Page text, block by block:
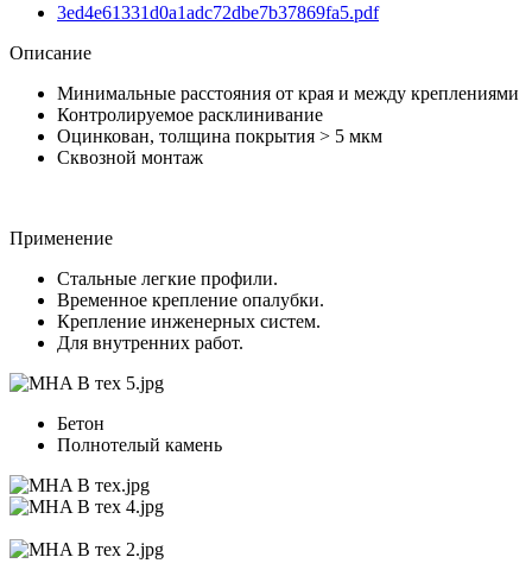
3ed4e61331d0a1adc72dbe7b37869fa5.pdf
Описание
Минимальные расстояния от края и между креплениями
Контролируемое расклинивание
Оцинкован, толщина покрытия > 5 мкм
Сквозной монтаж
Применение
Стальные легкие профили.
Временное крепление опалубки.
Крепление инженерных систем.
Для внутренних работ.
Бетон
Полнотелый камень